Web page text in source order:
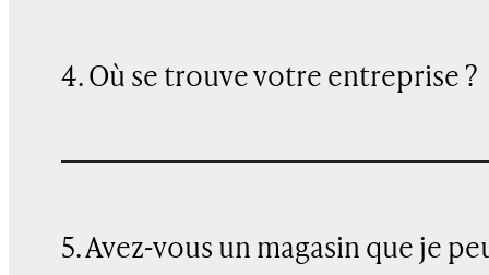
4. Où se trouve votre entreprise ?
5. Avez-vous un magasin que je